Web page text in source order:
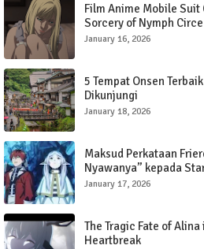
Film Anime Mobile Suit
Sorcery of Nymph
dengan Lagu OP oleh
January 16, 2026
5 Tempat Onsen
Dikunjungi
January 18, 2026
Maksud Perkataan
Nyawanya” kepada
dalam Frieren: Beyond
January 17, 2026
The Tragic Fate of
Heartbreak